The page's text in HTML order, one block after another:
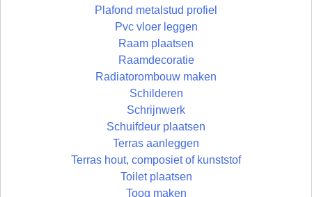
Plafond metalstud profiel
Pvc vloer leggen
Raam plaatsen
Raamdecoratie
Radiatorombouw maken
Schilderen
Schrijnwerk
Schuifdeur plaatsen
Terras aanleggen
Terras hout, composiet of kunststof
Toilet plaatsen
Toog maken